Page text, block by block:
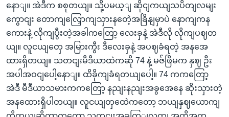
နောျ။ အဲဒီက စစုတယျ။ သို့ပမယ့ျ ဆိုငျကယျသပိတျလမျး
ကွောငျး တောကျလြှောကျသှားနတေဲ့အခြိနျမှာပဲ နောကျကန
ကေားနဲ့ လိုကျပွီးတဲ့အခါကတြော့ လေးခှနဲ့ အဲဒီလို လိုကျပဈတ
ယျ။ လူငယျတှေ အမြားကွီး ဒီလေးခှနဲ့ အပဈခံရတဲ့ အနအေ
ထားရှိတယျ။ သတငျးမီဒီယာထဲကဆို 74 နဲ့ မဇ်ဖြိမက နှဈ ဦး
အပါအဝငျပေါ့နောျ။ ထိခိုကျခံရတယျပေါ့။ 74 ကကတြော့
အဲဒီ မီဒီယာသမားကကတြော့ နညျးနညျးအခွအေနေ ဆိုးသှားတဲ့
အနထေားရှိပါတယျ။ လူငယျတှထေဲကတော့ ဘယျနှဈယောကျ